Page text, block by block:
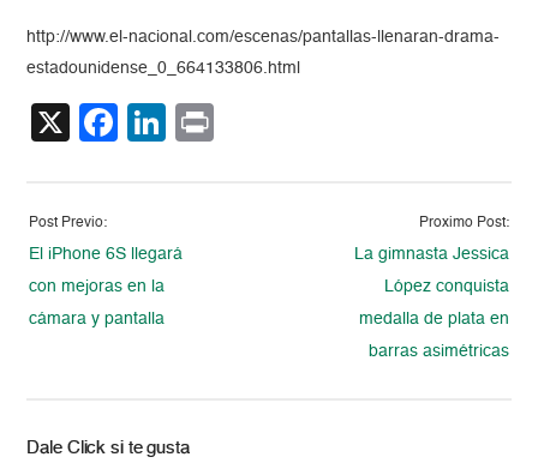
http://www.el-nacional.com/escenas/pantallas-llenaran-drama-
estadounidense_0_664133806.html
X Facebook
LinkedIn
Post Previo:
El iPhone 6S llegará
con mejoras en la
cámara y pantalla
Proximo Post:
La gimnasta Jessica
López conquista
medalla de plata en
barras asimétricas
Dale Click si te gusta